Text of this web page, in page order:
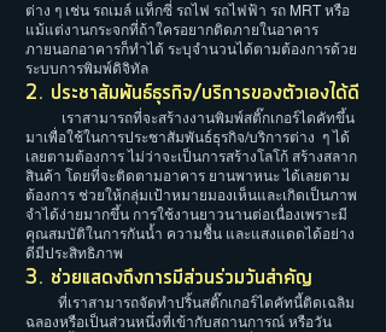
ต่าง ๆ เช่น รถเมล์ แท็กซี่ รถไฟ รถไฟฟ้า รถ MRT หรือ
แม้แต่งานกระจกที่ถ้าใครอยากติดภายในอาคาร
ภายนอกอาคารก็ทำได้ ระบุจำนวนได้ตามต้องการด้วย
ระบบการพิมพ์ดิจิทัล
2. ประชาสัมพันธ์ธุรกิจ/บริการของตัวเองได้ดี
เราสามารถที่จะสร้างงานพิมพ์สติ๊กเกอร์ไดคัทขึ้น
มาเพื่อใช้ในการประชาสัมพันธ์ธุรกิจ/บริการต่าง ๆ ได้
เลยตามต้องการ ไม่ว่าจะเป็นการสร้างโลโก้ สร้างสลาก
สินค้า โดยที่จะติดตามอาคาร ยานพาหนะ ได้เลยตาม
ต้องการ ช่วยให้กลุ่มเป้าหมายมองเห็นและเกิดเป็นภาพ
จำได้ง่ายมากขึ้น การใช้งานยาวนานต่อเนื่องเพราะมี
คุณสมบัติในการกันน้ำ ความชื้น และแสงแดดได้อย่าง
ดีมีประสิทธิภาพ
3. ช่วยแสดงถึงการมีส่วนร่วมวันสำคัญ
ที่เราสามารถจัดทำปริ้นสติ๊กเกอร์ไดคัทนี้ติดเฉลิม
ฉลองหรือเป็นส่วนหนึ่งที่เข้ากับสถานการณ์ หรือวัน